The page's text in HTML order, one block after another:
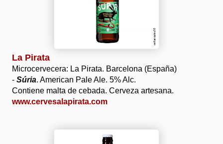
La Pirata
Microcervecera: La Pirata. Barcelona (España)
- Súria. American Pale Ale. 5% Alc.
Contiene malta de cebada. Cerveza artesana.
www.cervesalapirata.com